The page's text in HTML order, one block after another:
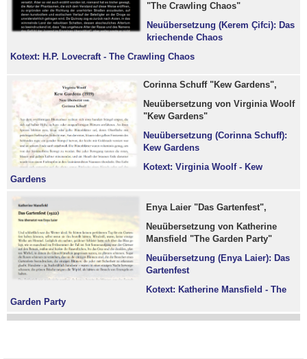
"The Crawling Chaos"
Neuübersetzung (Kerem Çifci): Das
kriechende Chaos
Kotext: H.P. Lovecraft - The Crawling Chaos
Corinna Schuff "Kew Gardens",
Neuübersetzung von Virginia Woolf
"Kew Gardens"
Neuübersetzung (Corinna Schuff):
Kew Gardens
Kotext: Virginia Woolf - Kew
Gardens
Enya Laier "Das Gartenfest",
Neuübersetzung von Katherine
Mansfield "The Garden Party"
Neuübersetzung (Enya Laier): Das
Gartenfest
Kotext: Katherine Mansfield - The
Garden Party